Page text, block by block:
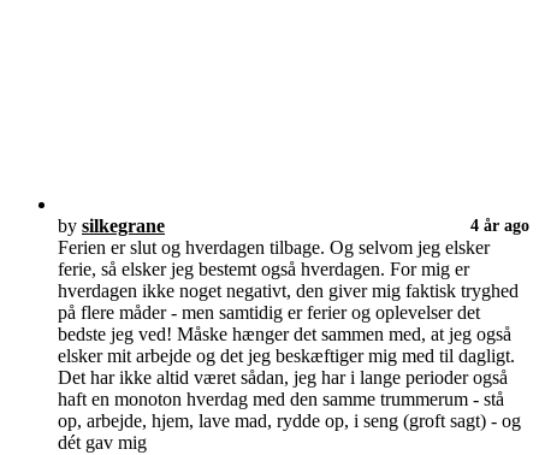
by silkegrane 4 år ago
Ferien er slut og hverdagen tilbage. Og selvom jeg elsker
ferie, så elsker jeg bestemt også hverdagen. For mig er
hverdagen ikke noget negativt, den giver mig faktisk tryghed
på flere måder - men samtidig er ferier og oplevelser det
bedste jeg ved! Måske hænger det sammen med, at jeg også
elsker mit arbejde og det jeg beskæftiger mig med til dagligt.
Det har ikke altid været sådan, jeg har i lange perioder også
haft en monoton hverdag med den samme trummerum - stå
op, arbejde, hjem, lave mad, rydde op, i seng (groft sagt) - og
dét gav mig